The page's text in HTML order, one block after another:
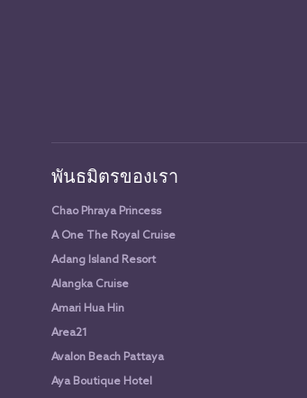
พันธมิตรของเรา
Chao Phraya Princess
A One The Royal Cruise
Adang Island Resort
Alangka Cruise
Amari Hua Hin
Area21
Avalon Beach Pattaya
Aya Boutique Hotel